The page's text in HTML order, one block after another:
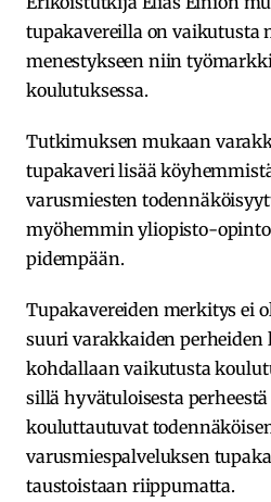
tupakavereilla on vaikutusta
menestykseen niin
koulutuksessa.
Tutkimuksen mukaan
tupakaveri lisää
varusmiesten
myöhemmin yliopisto-
pidempään.
Tupakavereiden merkitys ei
suuri varakkaiden perheiden
kohdallaan vaikutusta
sillä hyvätuloisesta
kouluttautuvat
varusmiespalveluksen
taustoistaan riippumatta.